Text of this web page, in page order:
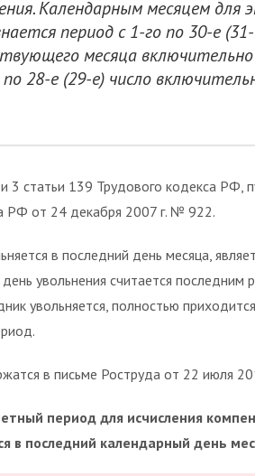
Календарным месяцем для
период с 1-го по 30-е
месяца
по 28-е (29-е) число
3 статьи 139 Трудового кодекса РФ,
РФ от 24 декабря 2007 г. № 922.
в последний день месяца,
увольнения считается
увольняется, полностью
в письме Роструда от 22 июля
период для исчисления
в последний календарный день